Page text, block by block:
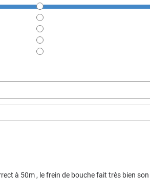
à 50m , le frein de bouche fait très bien